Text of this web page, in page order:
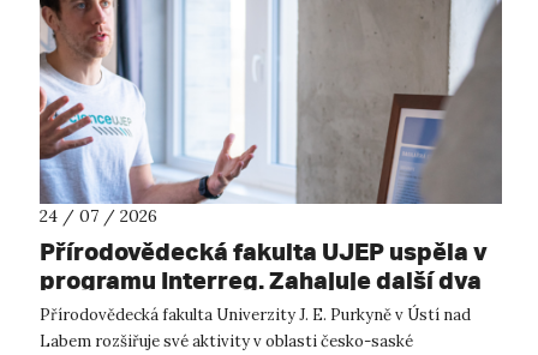
24 / 07 / 2026
Přírodovědecká fakulta UJEP uspěla v
programu Interreg. Zahajuje další dva
přeshraniční projekty se saskými
partnery
Přírodovědecká fakulta Univerzity J. E. Purkyně v Ústí nad
Labem rozšiřuje své aktivity v oblasti česko-saské